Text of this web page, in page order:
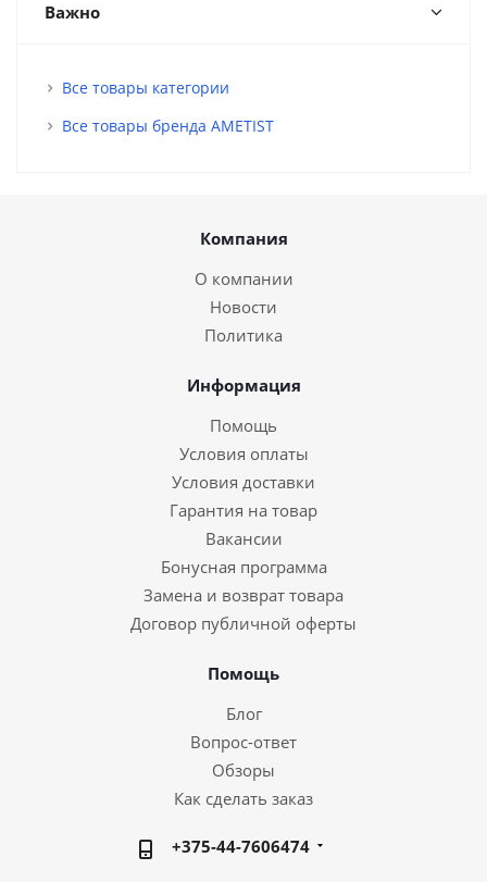
Важно
Все товары категории
Все товары бренда AMETIST
Компания
О компании
Новости
Политика
Информация
Помощь
Условия оплаты
Условия доставки
Гарантия на товар
Вакансии
Бонусная программа
Замена и возврат товара
Договор публичной оферты
Помощь
Блог
Вопрос-ответ
Обзоры
Как сделать заказ
+375-44-7606474